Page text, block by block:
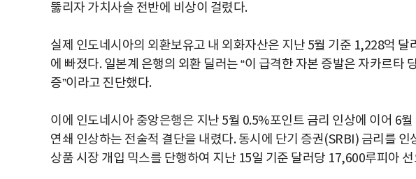
뚫리자 가치사슬 전반에 비상이 걸렸다.
실제 인도네시아의 외환보유고 내 외화자산은 지난 5월 기준 1,228억
에 빠졌다. 일본계 은행의 외환 딜러는 “이 급격한 자본 증발은 자카르타
증”이라고 진단했다.
이에 인도네시아 중앙은행은 지난 5월 0.5%포인트 금리 인상에 이어 6
연쇄 인상하는 전술적 결단을 내렸다. 동시에 단기 증권(SRBI) 금리를
상품 시장 개입 믹스를 단행하여 지난 15일 기준 달러당 17,600루피아